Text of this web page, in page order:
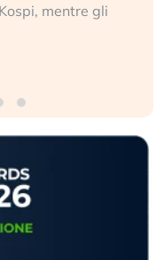
mentre gli